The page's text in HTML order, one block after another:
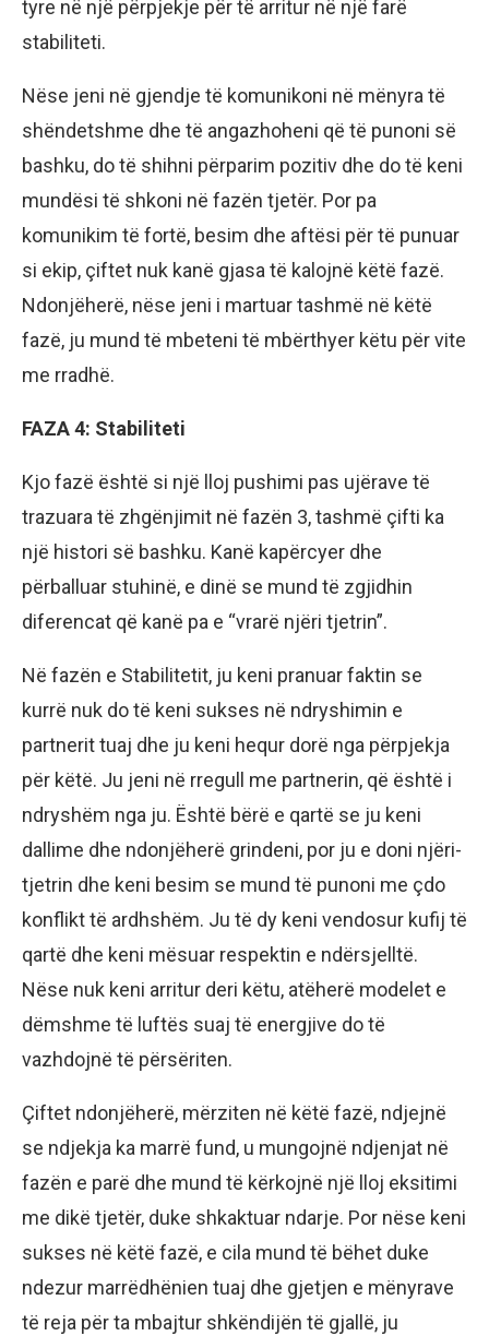
tyre në një përpjekje për të arritur në një farë
stabiliteti.
Nëse jeni në gjendje të komunikoni në mënyra të
shëndetshme dhe të angazhoheni që të punoni së
bashku, do të shihni përparim pozitiv dhe do të keni
mundësi të shkoni në fazën tjetër. Por pa
komunikim të fortë, besim dhe aftësi për të punuar
si ekip, çiftet nuk kanë gjasa të kalojnë këtë fazë.
Ndonjëherë, nëse jeni i martuar tashmë në këtë
fazë, ju mund të mbeteni të mbërthyer këtu për vite
me rradhë.
FAZA 4: Stabiliteti
Kjo fazë është si një lloj pushimi pas ujërave të
trazuara të zhgënjimit në fazën 3, tashmë çifti ka
një histori së bashku. Kanë kapërcyer dhe
përballuar stuhinë, e dinë se mund të zgjidhin
diferencat që kanë pa e “vrarë njëri tjetrin”.
Në fazën e Stabilitetit, ju keni pranuar faktin se
kurrë nuk do të keni sukses në ndryshimin e
partnerit tuaj dhe ju keni hequr dorë nga përpjekja
për këtë. Ju jeni në rregull me partnerin, që është i
ndryshëm nga ju. Është bërë e qartë se ju keni
dallime dhe ndonjëherë grindeni, por ju e doni njëri-
tjetrin dhe keni besim se mund të punoni me çdo
konflikt të ardhshëm. Ju të dy keni vendosur kufij të
qartë dhe keni mësuar respektin e ndërsjelltë.
Nëse nuk keni arritur deri këtu, atëherë modelet e
dëmshme të luftës suaj të energjive do të
vazhdojnë të përsëriten.
Çiftet ndonjëherë, mërziten në këtë fazë, ndjejnë
se ndjekja ka marrë fund, u mungojnë ndjenjat në
fazën e parë dhe mund të kërkojnë një lloj eksitimi
me dikë tjetër, duke shkaktuar ndarje. Por nëse keni
sukses në këtë fazë, e cila mund të bëhet duke
ndezur marrëdhënien tuaj dhe gjetjen e mënyrave
të reja për ta mbajtur shkëndijën të gjallë, ju